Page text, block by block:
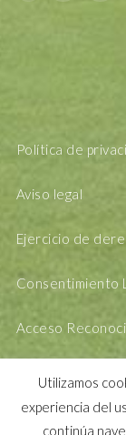
Política de
Aviso legal
Ejercicio de
Consentimiento
Acceso
Utilizamos
experiencia del
continúa